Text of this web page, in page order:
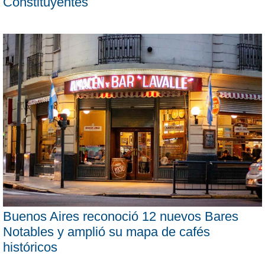
Buenos Aires reconoció 12 nuevos Bares
Notables y amplió su mapa de cafés
históricos